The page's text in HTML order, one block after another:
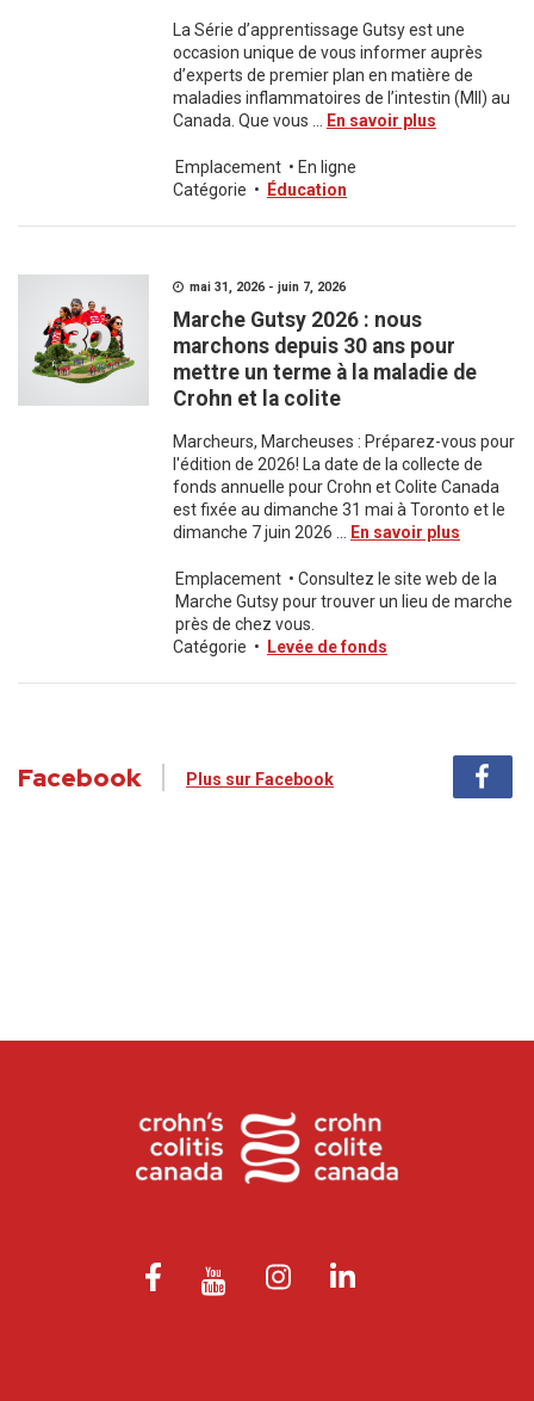
La Série d’apprentissage Gutsy est une
occasion unique de vous informer auprès
d’experts de premier plan en matière de
maladies inflammatoires de l’intestin (MII) au
Canada. Que vous ...
En savoir plus
Emplacement • En ligne
Catégorie • Éducation
mai 31, 2026 - juin 7, 2026
Marche Gutsy 2026 : nous
marchons depuis 30 ans pour
mettre un terme à la maladie de
Crohn et la colite
Marcheurs, Marcheuses : Préparez-vous pour
l'édition de 2026! La date de la collecte de
fonds annuelle pour Crohn et Colite Canada
est fixée au dimanche 31 mai à Toronto et le
dimanche 7 juin 2026 ...
En savoir plus
Emplacement • Consultez le site web de la
Marche Gutsy pour trouver un lieu de marche
près de chez vous.
Catégorie • Levée de fonds
Facebook Plus sur Facebook